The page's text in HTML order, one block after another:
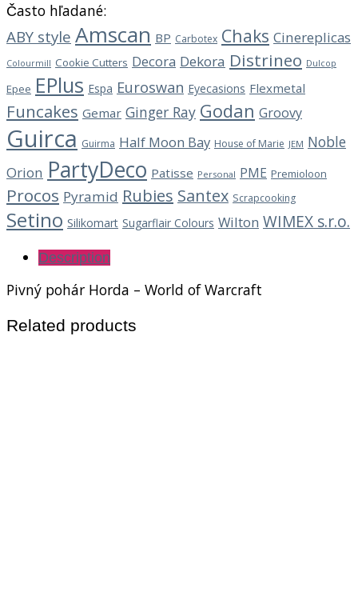
Často hľadané:
ABY style Amscan BP Carbotex Chaks Cinereplicas
Colourmill Cookie Cutters Decora Dekora Distrineo Dulcop
Epee EPlus Espa Euroswan Eyecasions Flexmetal
Funcakes Gemar Ginger Ray Godan Groovy
Guirca Guirma Half Moon Bay House of Marie JEM Noble
Orion PartyDeco Patisse Personal PME Premioloon
Procos Pyramid Rubies Santex Scrapcooking
Setino Silikomart Sugarflair Colours Wilton WIMEX s.r.o.
Description
Pivný pohár Horda – World of Warcraft
Related products